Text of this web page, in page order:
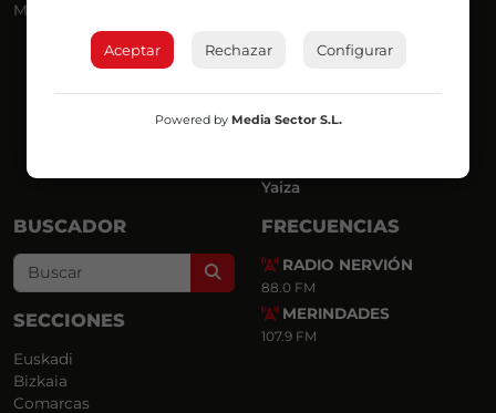
Más Madrugada
Joseba
Mar y Cielo
Miguel Ángel
Yaiza
BUSCADOR
Search
SECCIONES
Euskadi
Bizkaia
Comarcas
FRECUENCIAS
RADIO NERVIÓN
88.0 FM
MERINDADES
107.9 FM
Aceptar Rechazar Configurar
Powered by Media Sector S.L.